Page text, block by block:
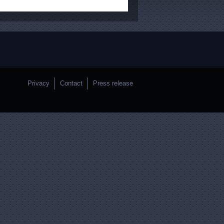
Privacy Contact Press release